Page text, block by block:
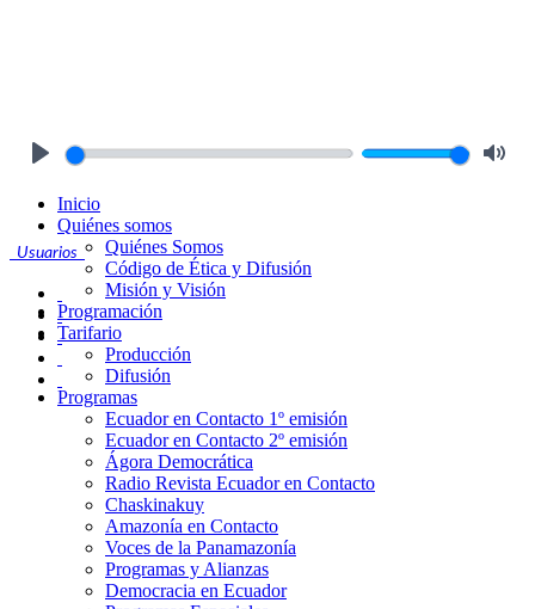
Usuarios
Inicio
Quiénes somos
Quiénes Somos
Código de Ética y Difusión
Misión y Visión
Programación
Tarifario
Producción
Difusión
Programas
Ecuador en Contacto 1º emisión
Ecuador en Contacto 2º emisión
Ágora Democrática
Radio Revista Ecuador en Contacto
Chaskinakuy
Amazonía en Contacto
Voces de la Panamazonía
Programas y Alianzas
Democracia en Ecuador